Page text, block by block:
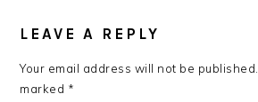
INTERACTIONS
LEAVE A REPLY
Your email address will not be published.
marked *